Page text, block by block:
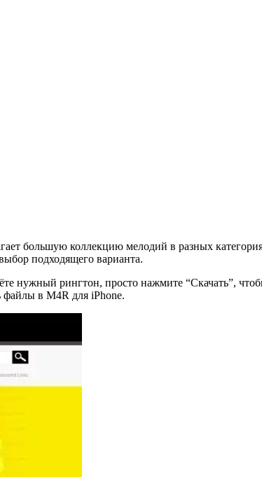
большую коллекцию мелодий в разных
подходящего варианта.
нужный рингтон, просто нажмите “Скачать”,
файлы в M4R для iPhone.